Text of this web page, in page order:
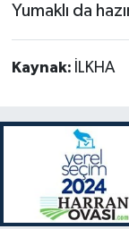
Yumaklı da
Kaynak: İLKHA